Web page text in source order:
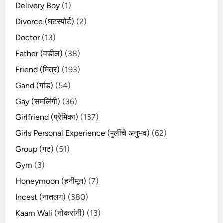
Delivery Boy (1)
Divorce (घटस्पोर्ट) (2)
Doctor(13)
Father (वडील) (38)
Friend (मित्र) (193)
Gand (गांड) (54)
Gay (समलिंगी) (36)
Girlfriend (प्रेमिका) (137)
Girls Personal Experience (मुलींचे अनुभव) (62)
Group (गट) (51)
Gym (3)
Honeymoon (हनीमून) (7)
Incest (नातलग) (380)
Kaam Wali (नोकरांनी) (13)